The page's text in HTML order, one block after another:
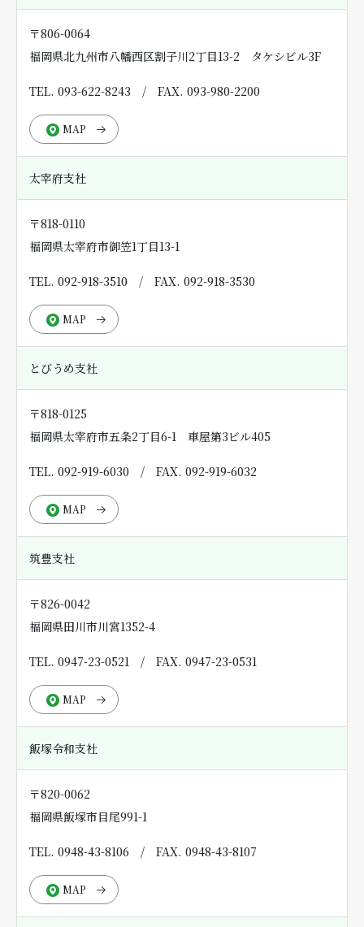
〒806-0064
福岡県北九州市八幡西区割子川2丁目13-2 タケシビル3F
TEL. 093-622-8243 / FAX. 093-980-2200
MAP
太宰府支社
〒818-0110
福岡県太宰府市御笠1丁目13-1
TEL. 092-918-3510 / FAX. 092-918-3530
MAP
とびうめ支社
〒818-0125
福岡県太宰府市五条2丁目6-1 車屋第3ビル405
TEL. 092-919-6030 / FAX. 092-919-6032
MAP
筑豊支社
〒826-0042
福岡県田川市川宮1352-4
TEL. 0947-23-0521 / FAX. 0947-23-0531
MAP
飯塚令和支社
〒820-0062
福岡県飯塚市目尾991-1
TEL. 0948-43-8106 / FAX. 0948-43-8107
MAP